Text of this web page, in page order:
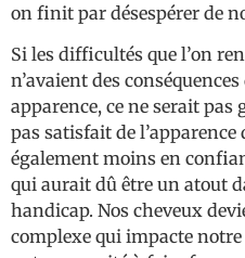
on finit par désespérer de
Si les difficultés que l’on
n’avaient des
apparence, ce ne serait pas
pas satisfait de l’apparence
également moins en
qui aurait dû être un atout
handicap. Nos cheveux
complexe qui impacte